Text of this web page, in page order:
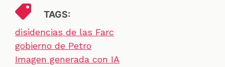
TAGS:
disidencias de las Farc
gobierno de Petro
Imagen generada con IA